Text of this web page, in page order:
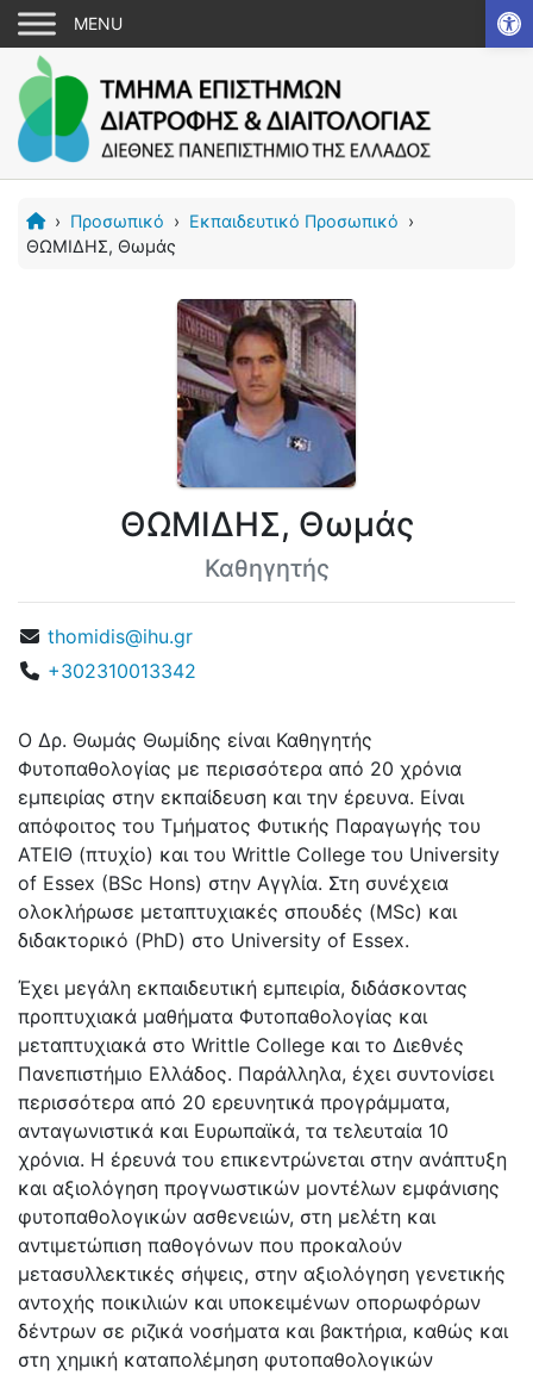
› Προσωπικό › Εκπαιδευτικό Προσωπικό ›
ΘΩΜΙΔΗΣ, Θωμάς
ΘΩΜΙΔΗΣ, Θωμάς
Καθηγητής
thomidis@ihu.gr
+302310013342
Ο Δρ. Θωμάς Θωμίδης είναι Καθηγητής
Φυτοπαθολογίας με περισσότερα από 20 χρόνια
εμπειρίας στην εκπαίδευση και την έρευνα. Είναι
απόφοιτος του Τμήματος Φυτικής Παραγωγής του
ΑΤΕΙΘ (πτυχίο) και του Writtle College του University
of Essex (BSc Hons) στην Αγγλία. Στη συνέχεια
ολοκλήρωσε μεταπτυχιακές σπουδές (MSc) και
διδακτορικό (PhD) στο University of Essex.
Έχει μεγάλη εκπαιδευτική εμπειρία, διδάσκοντας
προπτυχιακά μαθήματα Φυτοπαθολογίας και
μεταπτυχιακά στο Writtle College και το Διεθνές
Πανεπιστήμιο Ελλάδος. Παράλληλα, έχει συντονίσει
περισσότερα από 20 ερευνητικά προγράμματα,
ανταγωνιστικά και Ευρωπαϊκά, τα τελευταία 10
χρόνια. Η έρευνά του επικεντρώνεται στην ανάπτυξη
και αξιολόγηση προγνωστικών μοντέλων εμφάνισης
φυτοπαθολογικών ασθενειών, στη μελέτη και
αντιμετώπιση παθογόνων που προκαλούν
μετασυλλεκτικές σήψεις, στην αξιολόγηση γενετικής
αντοχής ποικιλιών και υποκειμένων οπορωφόρων
δέντρων σε ριζικά νοσήματα και βακτήρια, καθώς και
στη χημική καταπολέμηση φυτοπαθολογικών